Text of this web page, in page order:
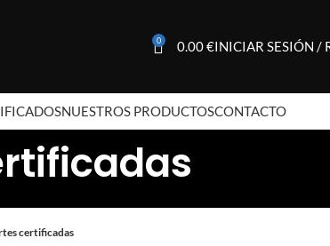
0 0.00€INICIAR SESIÓN /
NUESTROS PRODUCTOSCONTACTO
certificadas